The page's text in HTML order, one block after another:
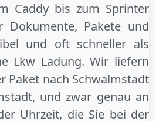
Caddy bis zum Sprinter
Dokumente, Pakete und
und oft schneller als
Lkw Ladung. Wir liefern
Paket nach Schwalmstadt
, und zwar genau an
Uhrzeit, die Sie bei der